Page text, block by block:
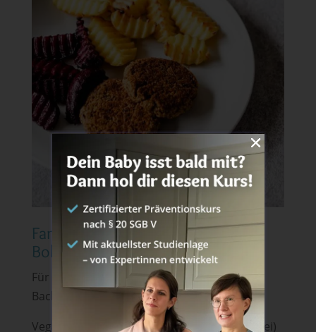
Familienrezept Baby –
Bohnenbratlinge mit Ofengemüse
Für 4 Portionen – Zubereitungszeit: 40 Min.,
Backzeit: 25 – 30 Min.
Vegan, laktosefrei, milcheiweißfrei, (glutenfrei)